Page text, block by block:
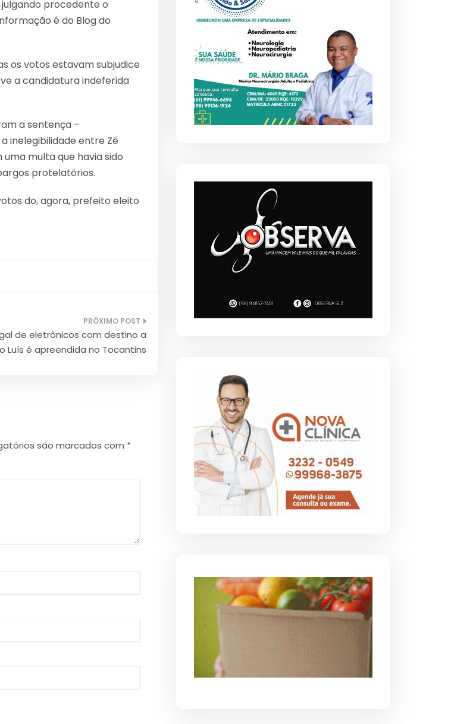
procedente o
é do Blog do
os votos estavam subjudice
a candidatura indeferida
a sentença –
inelegibilidade entre Zé
multa que havia sido
protelatórios.
do, agora, prefeito eleito
de eletrônicos com destino a
Luís é apreendida no Tocantins
são marcados com *